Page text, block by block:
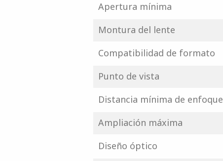
Apertura mínima
Montura del lente
Compatibilidad de formato
Punto de vista
Distancia mínima de enfoque
Ampliación máxima
Diseño óptico